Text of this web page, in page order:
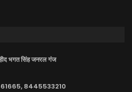
भगत सिंह जनरल गंज
8445533210